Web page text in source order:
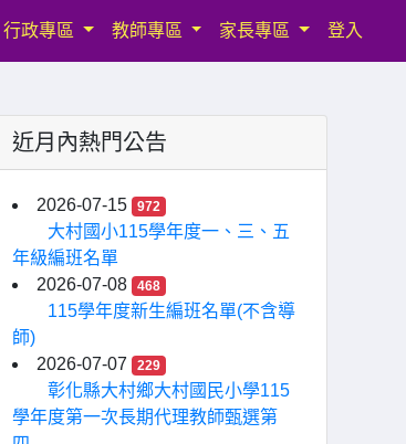
行政專區 教師專區 家長專區 登入
近月內熱門公告
2026-07-15 972
大村國小115學年度一、三、五
年級編班名單
2026-07-08
468
115學年度新生編班名單(不含導
師)
2026-07-07
229
彰化縣大村鄉大村國民小學115
學年度第一次長期代理教師甄選第